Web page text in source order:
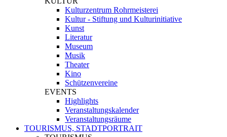
Kulturzentrum Rohrmeisterei
Kultur - Stiftung und Kulturinitiative
Kunst
Literatur
Museum
Musik
Theater
Kino
Schützenvereine
EVENTS
Highlights
Veranstaltungskalender
Veranstaltungsräume
TOURISMUS, STADTPORTRAIT